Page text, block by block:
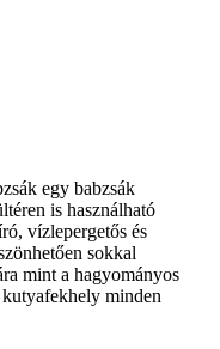
egy babzsák
is használható
vízlepergetős és
sokkal
mint a hagyományos
minden